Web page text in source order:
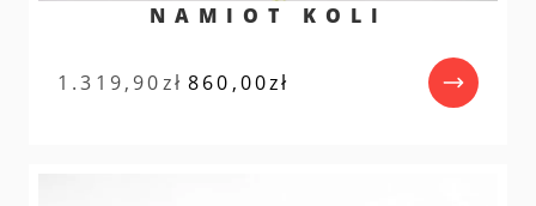
NAMIOT KOLI
1.319,90zł cena
860,00zł